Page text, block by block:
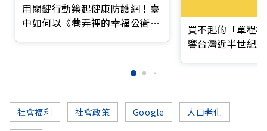
用關鍵行動築起健康防護網！臺
中如何以《巷弄裡的幸福公衛》
買不起的「單程
響台灣近半世紀
社會福利 社會政策 Google 人口老化